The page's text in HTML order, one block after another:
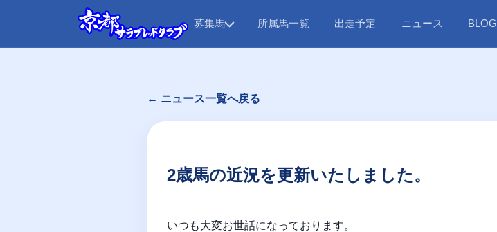
募集馬 所属馬一覧 出走予定 ニュース BLOG
← ニュース一覧へ戻る
2歳馬の近況を更新いたしました。
いつも大変お世話になっております。